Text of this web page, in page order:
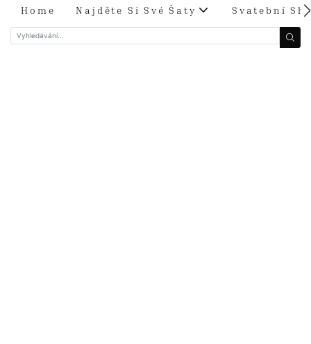
Home Najděte Si Své Šaty Svatební